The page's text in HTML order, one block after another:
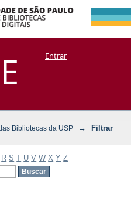
por:
+ CoriscoEntrar
Bibliotecas da USP →
Filtrar
R S T U V W X Y Z